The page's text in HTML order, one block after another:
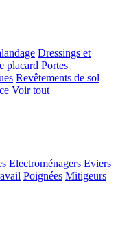
Dressings et
placard Portes
Revêtements de sol
Voir tout
Electroménagers Eviers
Poignées Mitigeurs